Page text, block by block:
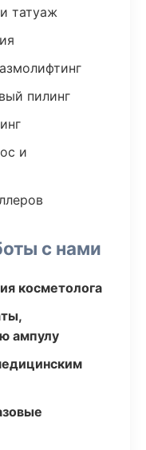
татуаж
пилинг
и
с нами
косметолога
ампулу